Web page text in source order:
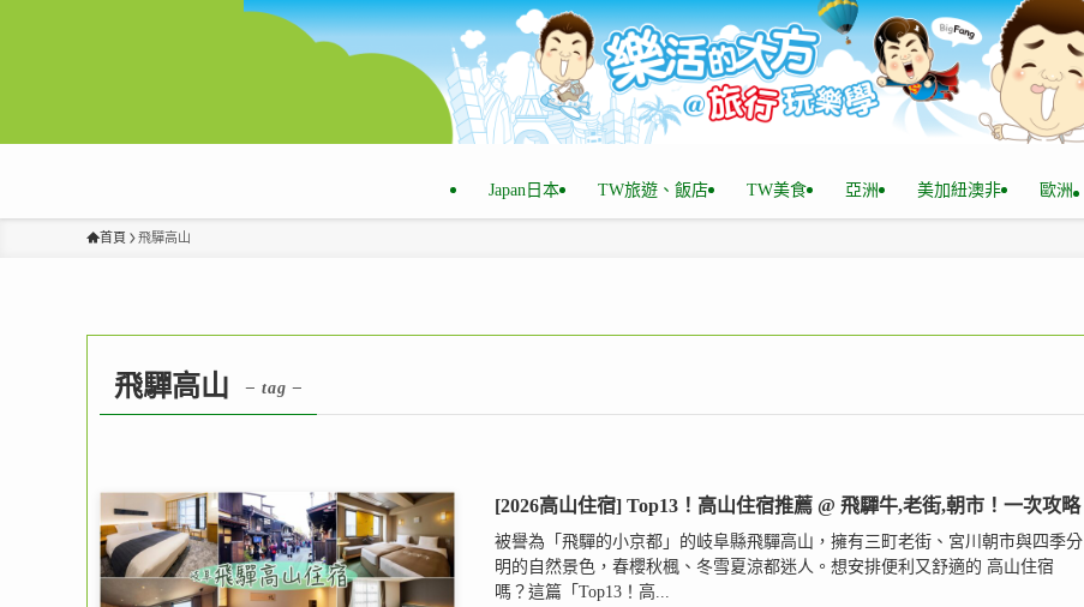
Japan日本 TW旅遊、飯店 TW美食 亞洲 美加紐澳非 歐洲
首頁 飛驒高山
飛驒高山 – tag –
[2026高山住宿] Top13！高山住宿推薦 @ 飛驒牛,老街,朝市！一次攻略
被譽為「飛驒的小京都」的岐阜縣飛驒高山，擁有三町老街、宮川朝市與四季分
明的自然景色，春櫻秋楓、冬雪夏涼都迷人。想安排便利又舒適的 高山住宿
嗎？這篇「Top13！高...